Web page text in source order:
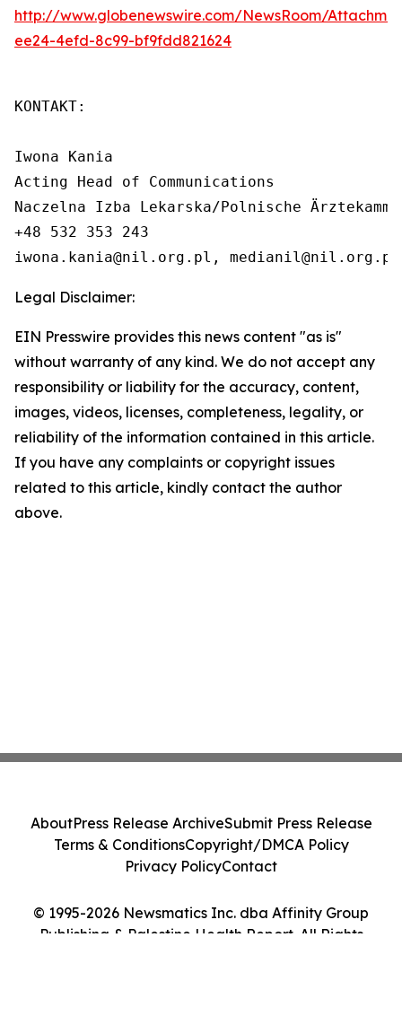
http://www.globenewswire.com/NewsRoom/
ee24-4efd-8c99-bf9fdd821624
KONTAKT:
Iwona Kania
Acting Head of Communications
Naczelna Izba Lekarska/Polnische
+48 532 353 243
iwona.kania@nil.org.pl, medianil@nil.org.pl
Legal Disclaimer:
EIN Presswire provides this news content "as is"
without warranty of any kind. We do not accept any
responsibility or liability for the accuracy, content,
images, videos, licenses, completeness, legality, or
reliability of the information contained in this article.
If you have any complaints or copyright issues
related to this article, kindly contact the author
above.
© 1995-2026 Newsmatics Inc. dba Affinity Group
Publishing & Palestine Health Report. All Rights
AboutPress Release ArchiveSubmit Press Release
Terms & ConditionsCopyright/DMCA Policy
Privacy PolicyContact